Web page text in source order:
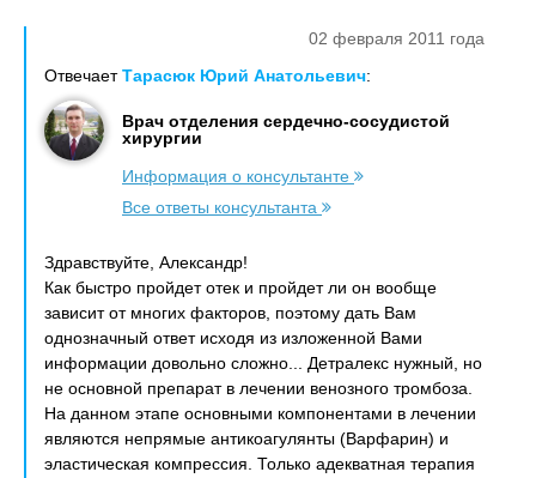
02 февраля 2011 года
ОтвечаетТарасюк Юрий Анатольевич:
Врач отделения сердечно-сосудистой
хирургии
Информация о консультанте
Все ответы консультанта
Здравствуйте, Александр!
Как быстро пройдет отек и пройдет ли он вообще
зависит от многих факторов, поэтому дать Вам
однозначный ответ исходя из изложенной Вами
информации довольно сложно... Детралекс нужный, но
не основной препарат в лечении венозного тромбоза.
На данном этапе основными компонентами в лечении
являются непрямые антикоагулянты (Варфарин) и
эластическая компрессия. Только адекватная терапия